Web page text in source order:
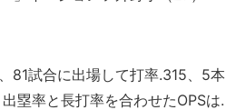
81試合に出場して打率.315、5本
塁率と長打率を合わせたOPSは.